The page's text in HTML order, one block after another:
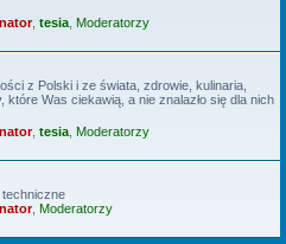
, tesia Moderatorzy
z Polski i ze świata, zdrowie, kulinaria,
które Was ciekawią, a nie znalazło się dla nich
, tesia Moderatorzy
techniczne
, Moderatorzy